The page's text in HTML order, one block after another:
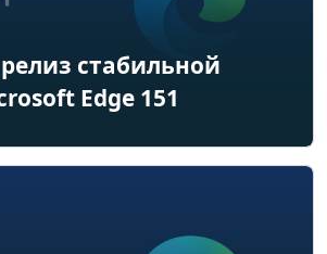
стабильной
Edge 151